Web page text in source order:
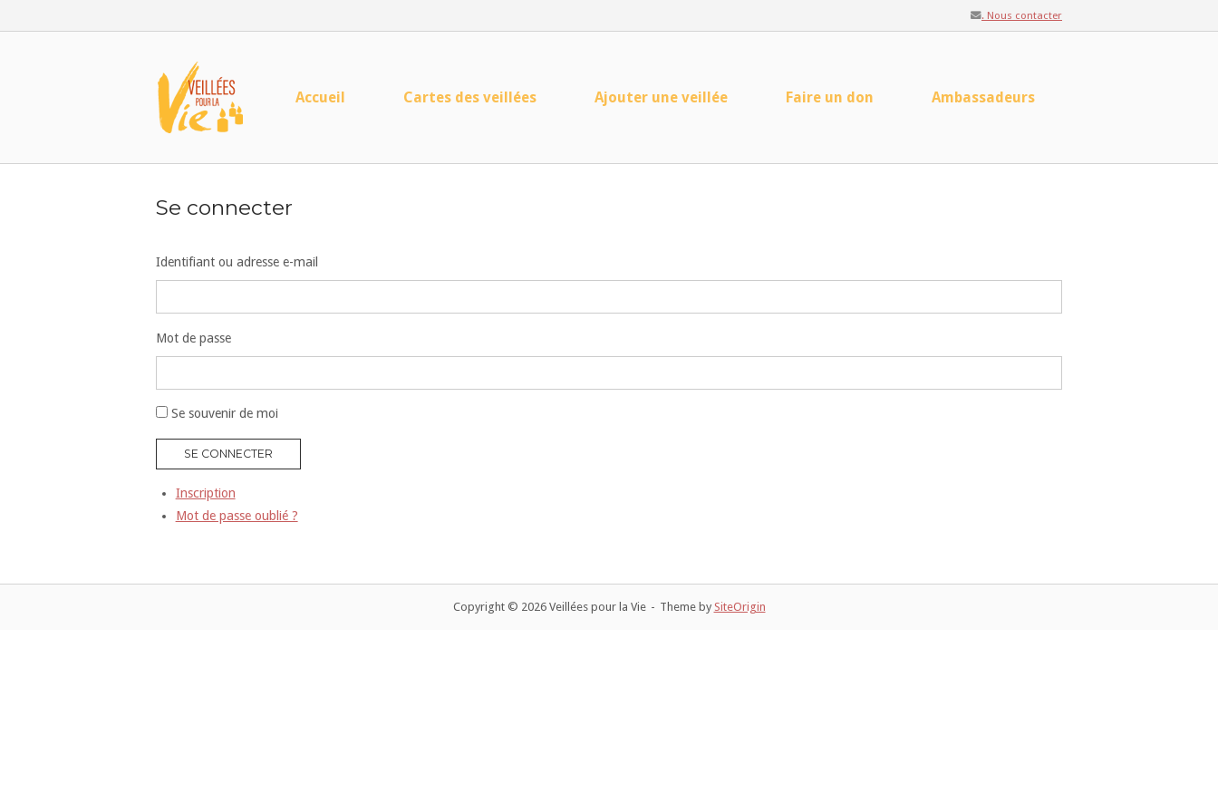
to
. Nous contacter
Accueil Cartes des veillées Ajouter une veillée Faire un don Ambassadeurs
Se connecter
Identifiant ou adresse e-mail
Mot de passe
Se souvenir de moi
SE CONNECTER
Inscription
Mot de passe oublié ?
Copyright © 2026 Veillées pour la Vie Theme by SiteOrigin